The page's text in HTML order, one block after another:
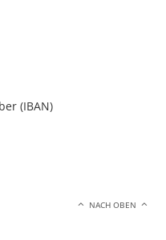
(IBAN)
NACH OBEN